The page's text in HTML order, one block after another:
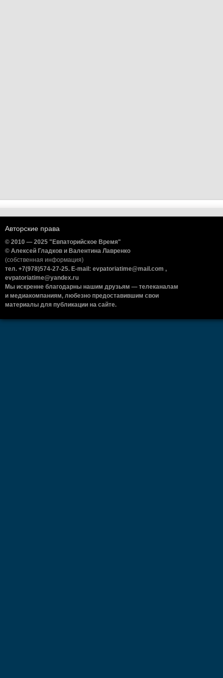
Авторские права
© 2010 — 2025 "Евпаторийское Время"
© Алексей Гладков и Валентина Лавренко
(собственная информация)
тел. +7(978)574-27-25. E-mail: evpatoriatime@mail.com ,
evpatoriatime@yandex.ru
Мы искренне благодарны нашим друзьям — телеканалам
и медиакомпаниям, любезно предоставившим свои
материалы для публикации на сайте.